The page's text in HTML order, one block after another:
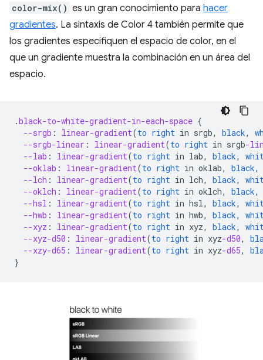
color-mix() es un gran conocimiento para hacer
gradientes. La sintaxis de Color 4 también permite que
los gradientes especifiquen el espacio de color, en el
que un gradiente muestra la combinación en un área del
espacio.
.black-to-white-gradient-in-each-space {
--srgb : linear-gradient(to right in srgb, black,
--srgb-linear : linear-gradient(to right in srgb-
--lab : linear-gradient(to right in lab, black,
--oklab : linear-gradient(to right in oklab, black,
--lch : linear-gradient(to right in lch, black,
--oklch : linear-gradient(to right in oklch, black,
--hsl : linear-gradient(to right in hsl, black,
--hwb : linear-gradient(to right in hwb, black,
--xyz : linear-gradient(to right in xyz, black,
--xyz-d50 : linear-gradient(to right in xyz-d50,
--xzy-d65 : linear-gradient(to right in xyz-d65,
}